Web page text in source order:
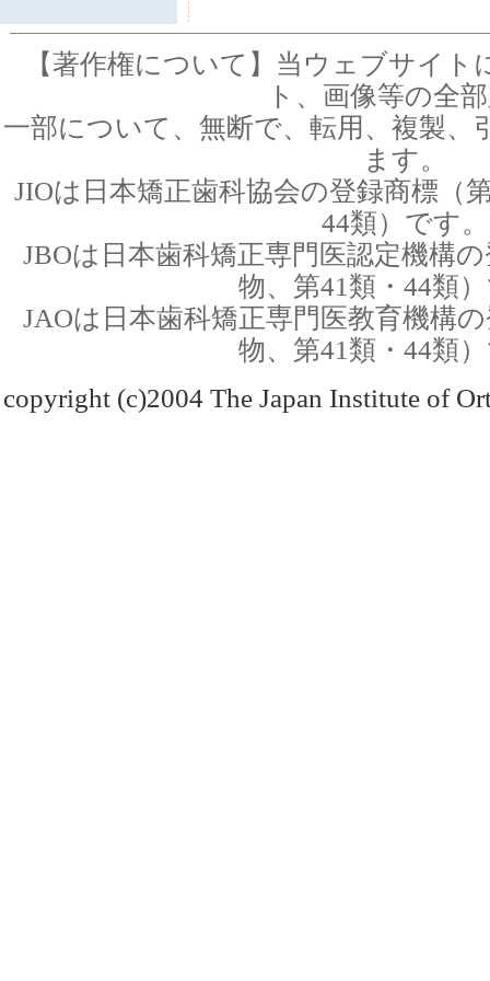
【著作権について】当ウェブサイ
ト、画像等の全
一部について、無断で、転用、複製、
ます。
JIOは日本矯正歯科協会の登録商標（
44類）です。
JBOは日本歯科矯正専門医認定機構
物、第41類・44類
JAOは日本歯科矯正専門医教育機構
物、第41類・44類
copyright (c)2004 The Japan Institute of